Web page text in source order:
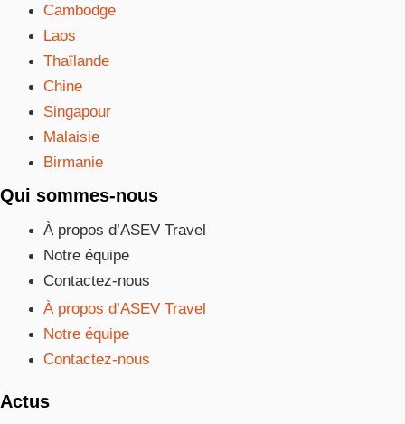
Cambodge
Laos
Thaïlande
Chine
Singapour
Malaisie
Birmanie
Qui sommes-nous
À propos d’ASEV Travel
Notre équipe
Contactez-nous
À propos d’ASEV Travel
Notre équipe
Contactez-nous
Actus